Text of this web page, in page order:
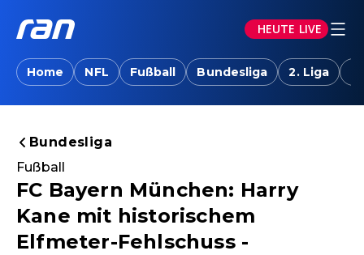
HEUTE LIVE
Home NFL Fußball Bundesliga 2. Liga
Bundesliga
Fußball
FC Bayern München: Harry
Kane mit historischem
Elfmeter-Fehlschuss -